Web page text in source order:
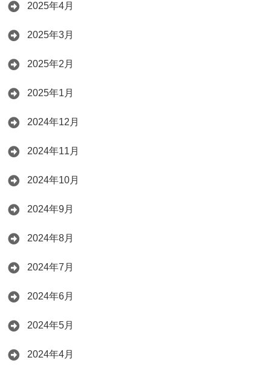
2025年4月
2025年3月
2025年2月
2025年1月
2024年12月
2024年11月
2024年10月
2024年9月
2024年8月
2024年7月
2024年6月
2024年5月
2024年4月